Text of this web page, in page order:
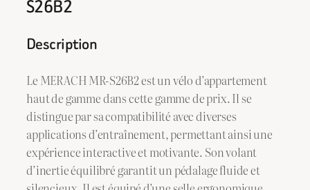
S26B2
Description
Le MERACH MR-S26B2 est un vélo d’appartement
haut de gamme dans cette gamme de prix. Il se
distingue par sa compatibilité avec diverses
applications d’entraînement, permettant ainsi une
expérience interactive et motivante. Son volant
d’inertie équilibré garantit un pédalage fluide et